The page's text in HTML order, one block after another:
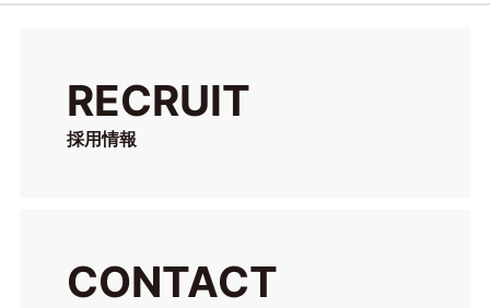
RECRUIT
採用情報
CONTACT